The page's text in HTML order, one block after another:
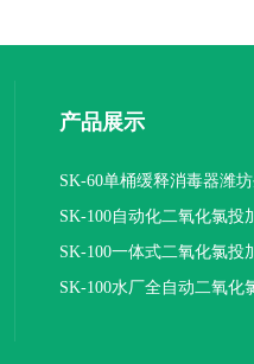
产品展示
SK-60单桶缓释消毒器潍
SK-100自动化二氧化氯投
装置
SK-100一体式二氧化氯投
报价
SK-100水厂全自动二氧化